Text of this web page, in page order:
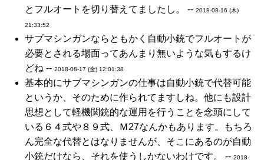
とフルオートを切り替えてましたし。 -- 2018-08-16 (木)
21:33:52
サブマシンガンならともかく自動小銃でフルオートが
必要とされる場面ってあんまり無いような気もするけ
どね -- 2018-08-17 (金) 12:01:38
基本的にサブマシンガンの仕事は自動小銃で代替可能
というか、そのために作られてますしね。他にも設計
思想として軽機関銃的な運用を行うことを念頭にして
いる６４式や８９式、Ｍ27なんかもあります。もちろ
ん完全な代替とはなりませんが、そこにあるのが自動
小銃だけなら、それを使うしかないわけです。 -- 2018-